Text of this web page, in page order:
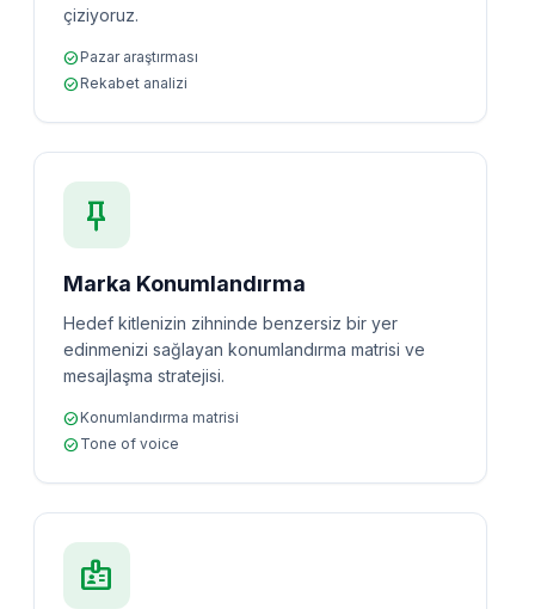
çiziyoruz.
check_circle Pazar araştırması
check_circle Rekabet analizi
push_pin
Marka Konumlandırma
Hedef kitlenizin zihninde benzersiz bir yer
edinmenizi sağlayan konumlandırma matrisi ve
mesajlaşma stratejisi.
check_circle Konumlandırma matrisi
check_circle Tone of voice
badge